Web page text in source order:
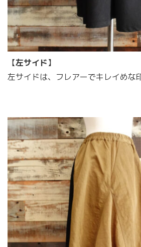
【左サイド】
左サイドは、フレアーでキレイめな